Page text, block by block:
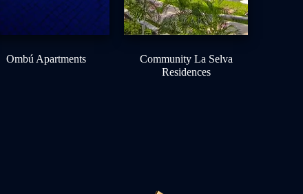
Ombú Apartments
Community La Selva
Residences